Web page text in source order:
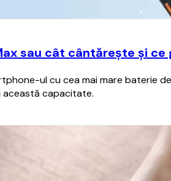
sau cât cântărește și
ul cu cea mai mare baterie
capacitate.